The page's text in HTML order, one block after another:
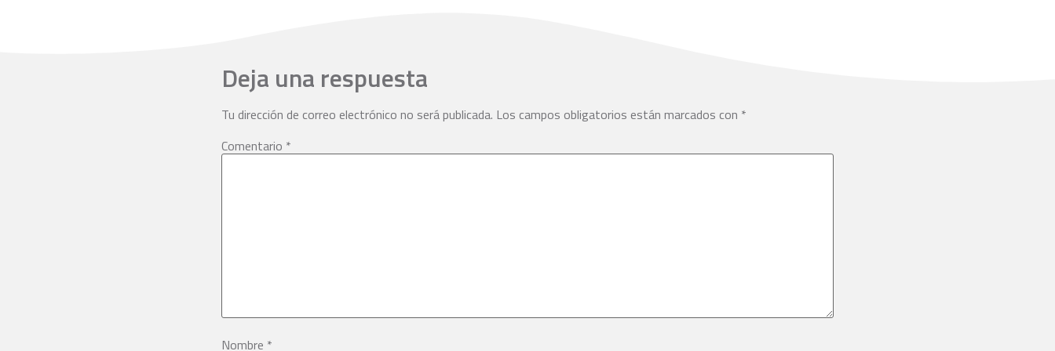
Deja una respuesta
Tu dirección de correo electrónico no será publicada. Los campos obligatorios están marcados con *
Comentario *
Nombre *